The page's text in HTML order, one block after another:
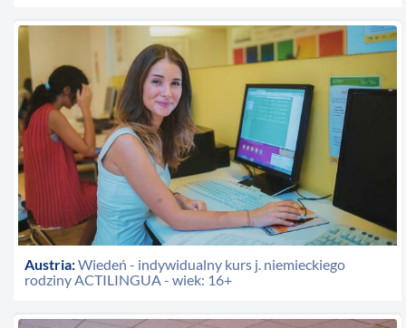
Austria:Wiedeń - indywidualny kurs j. niemieckiego
rodziny ACTILINGUA - wiek: 16+